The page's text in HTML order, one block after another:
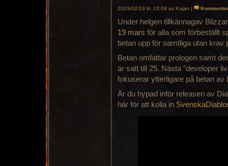
2023/02/19 kl. 23:09 av Kajan |
Under helgen tillkännagav
19 mars för alla som förbeställt
betan upp för samtliga utan krav
Betan omfattar prologen samt
är satt till 25. Nästa ”developer
fokuserar ytterligare på betan av
Är du hypad inför releasen av
här för att kolla in